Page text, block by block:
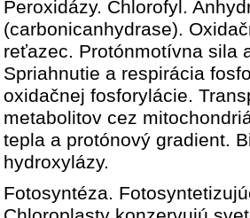
Peroxidázy. Chlorofyl.
(carbonicanhydrase).
reťazec. Protónmotívna sila
Spriahnutie a respirácia
oxidačnej fosforylácie.
metabolitov cez
tepla a protónový gradient.
hydroxylázy.
Fotosyntéza.